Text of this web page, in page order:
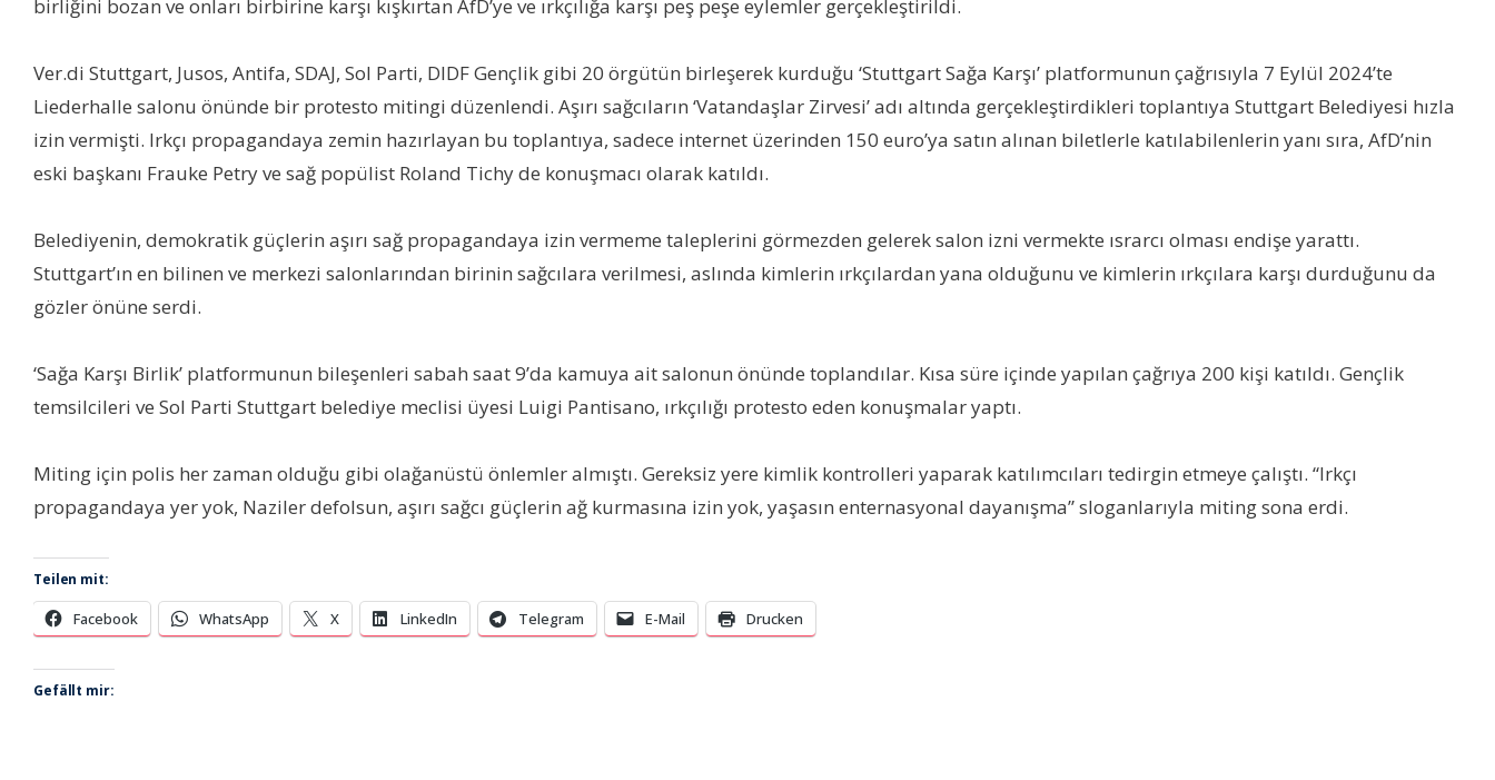
birliğini bozan ve onları birbirine karşı kışkırtan AfD’ye ve ırkçılığa karşı peş peşe eylemler gerçekleştirildi.
Ver.di Stuttgart, Jusos, Antifa, SDAJ, Sol Parti, DIDF Gençlik gibi 20 örgütün birleşerek kurduğu ‘Stuttgart Sağa Karşı’ platformunun çağrısıyla 7 Eylül 2024’te
Liederhalle salonu önünde bir protesto mitingi düzenlendi. Aşırı sağcıların ‘Vatandaşlar Zirvesi’ adı altında gerçekleştirdikleri toplantıya Stuttgart Belediyesi hızla
izin vermişti. Irkçı propagandaya zemin hazırlayan bu toplantıya, sadece internet üzerinden 150 euro’ya satın alınan biletlerle katılabilenlerin yanı sıra, AfD’nin
eski başkanı Frauke Petry ve sağ popülist Roland Tichy de konuşmacı olarak katıldı.
Belediyenin, demokratik güçlerin aşırı sağ propagandaya izin vermeme taleplerini görmezden gelerek salon izni vermekte ısrarcı olması endişe yarattı.
Stuttgart’ın en bilinen ve merkezi salonlarından birinin sağcılara verilmesi, aslında kimlerin ırkçılardan yana olduğunu ve kimlerin ırkçılara karşı durduğunu da
gözler önüne serdi.
‘Sağa Karşı Birlik’ platformunun bileşenleri sabah saat 9’da kamuya ait salonun önünde toplandılar. Kısa süre içinde yapılan çağrıya 200 kişi katıldı. Gençlik
temsilcileri ve Sol Parti Stuttgart belediye meclisi üyesi Luigi Pantisano, ırkçılığı protesto eden konuşmalar yaptı.
Miting için polis her zaman olduğu gibi olağanüstü önlemler almıştı. Gereksiz yere kimlik kontrolleri yaparak katılımcıları tedirgin etmeye çalıştı. “Irkçı
propagandaya yer yok, Naziler defolsun, aşırı sağcı güçlerin ağ kurmasına izin yok, yaşasın enternasyonal dayanışma” sloganlarıyla miting sona erdi.
Teilen mit:
Facebook WhatsApp X LinkedIn Telegram E-Mail Drucken
Gefällt mir: